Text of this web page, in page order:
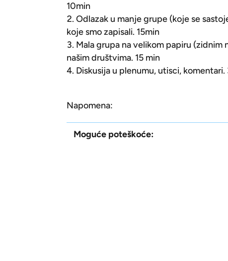
10min
Odlazak u manje grupe (koje se
koje smo zapisali. 15min
Mala grupa na velikom papiru (zidnim
našim društvima. 15 min
Diskusija u plenumu, utisci, komentari.
Napomena:
Moguće poteškoće: